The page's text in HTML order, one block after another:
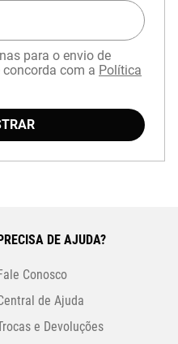
para o envio de
com a Política
PRECISA DE AJUDA?
Conosco
de Ajuda
e Devoluções